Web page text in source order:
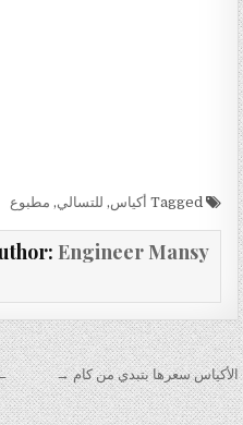
Tagged أكياس, للتسالي, مطبوع
Engineer Mansy
تصفّح المقالات
الأكياس سعرها بتبدي من كام →